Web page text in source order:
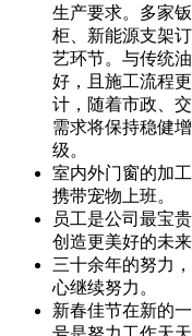
生产要求。多家
柜、新能源支架
艺环节。与传统
好，且施工流程
计，随着市政、
需求将保持稳健
级。
室内外门窗的加
携带宠物上班。
员工是公司最宝
创造更美好的未来
三十余年的努力
心继续努力。
新春佳节在新的